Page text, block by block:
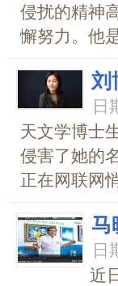
侵扰的精神
懈努力。他
刘
日
天文学博士
侵害了她的
正在网联网
马
日
近